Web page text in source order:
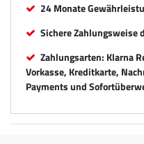
24 Monate
Sichere Zahlungsweise
Zahlungsarten: Klarna
Vorkasse, Kreditkarte,
Payments und